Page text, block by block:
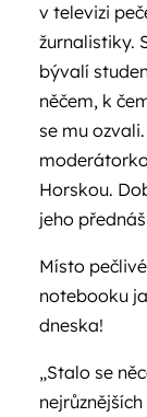
v televizi
žurnalistiky.
bývalí
něčem, k
se mu
Horskou.
jeho
Místo
notebooku
dneska!
„Stalo se